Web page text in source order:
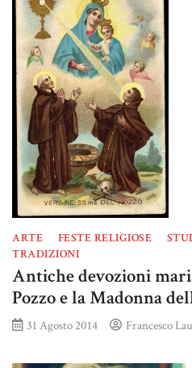
ARTE FESTE RELIGIOSE
TRADIZIONI
Antiche devozioni
Pozzo e la Madonna
31 Agosto 2014 Francesco